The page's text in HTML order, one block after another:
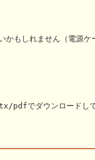
もしれません（電源
pdfでダウンロードし